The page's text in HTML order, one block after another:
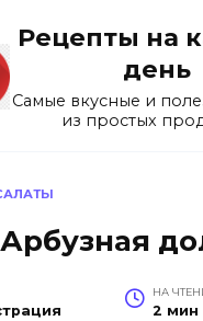
Рецепты на
день
Самые вкусные и
из простых
НА
2 мин